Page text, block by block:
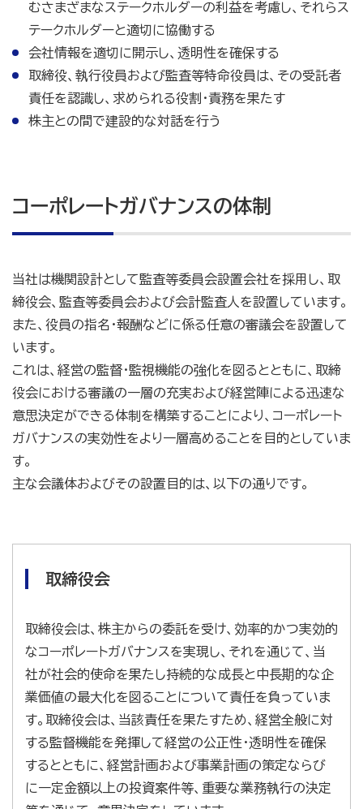
むさまざまなステークホルダーの利益を考慮し、それらス
テークホルダーと適切に協働する
会社情報を適切に開示し、透明性を確保する
取締役、執行役員および監査等特命役員は、その受託者
責任を認識し、求められる役割・責務を果たす
株主との間で建設的な対話を行う
コーポレートガバナンスの体制
当社は機関設計として監査等委員会設置会社を採用し、取
締役会、監査等委員会および会計監査人を設置しています。
また、役員の指名・報酬などに係る任意の審議会を設置して
います。
これは、経営の監督・監視機能の強化を図るとともに、取締
役会における審議の一層の充実および経営陣による迅速な
意思決定ができる体制を構築することにより、コーポレート
ガバナンスの実効性をより一層高めることを目的としていま
す。
主な会議体およびその設置目的は、以下の通りです。
取締役会
取締役会は、株主からの委託を受け、効率的かつ実効的
なコーポレートガバナンスを実現し、それを通じて、当
社が社会的使命を果たし持続的な成長と中長期的な企
業価値の最大化を図ることについて責任を負っていま
す。取締役会は、当該責任を果たすため、経営全般に対
する監督機能を発揮して経営の公正性・透明性を確保
するとともに、経営計画および事業計画の策定ならび
に一定金額以上の投資案件等、重要な業務執行の決定